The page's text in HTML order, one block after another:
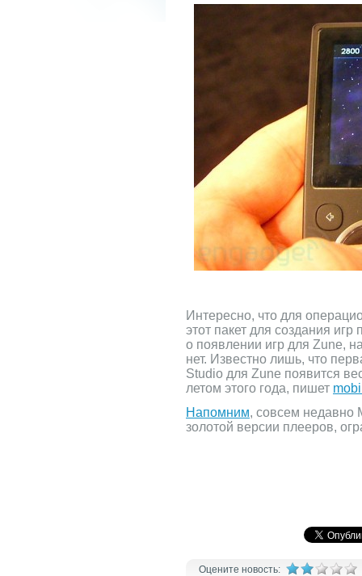
Интересно, что для
этот пакет для создания
о появлении игр для Zune,
нет. Известно лишь, что
Studio для Zune появится
летом этого года, пишет
Напомним, совсем недавно
золотой версии плееров,
Оцените новость: